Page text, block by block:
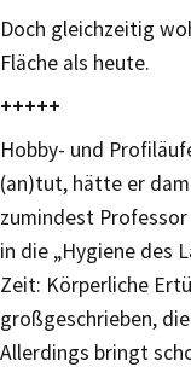
Doch gleichzeitig
Fläche als heute.
+++++
Hobby- und
(an)tut, hätte er
zumindest
in die „Hygiene des
Zeit: Körperliche
großgeschrieben,
Allerdings bringt